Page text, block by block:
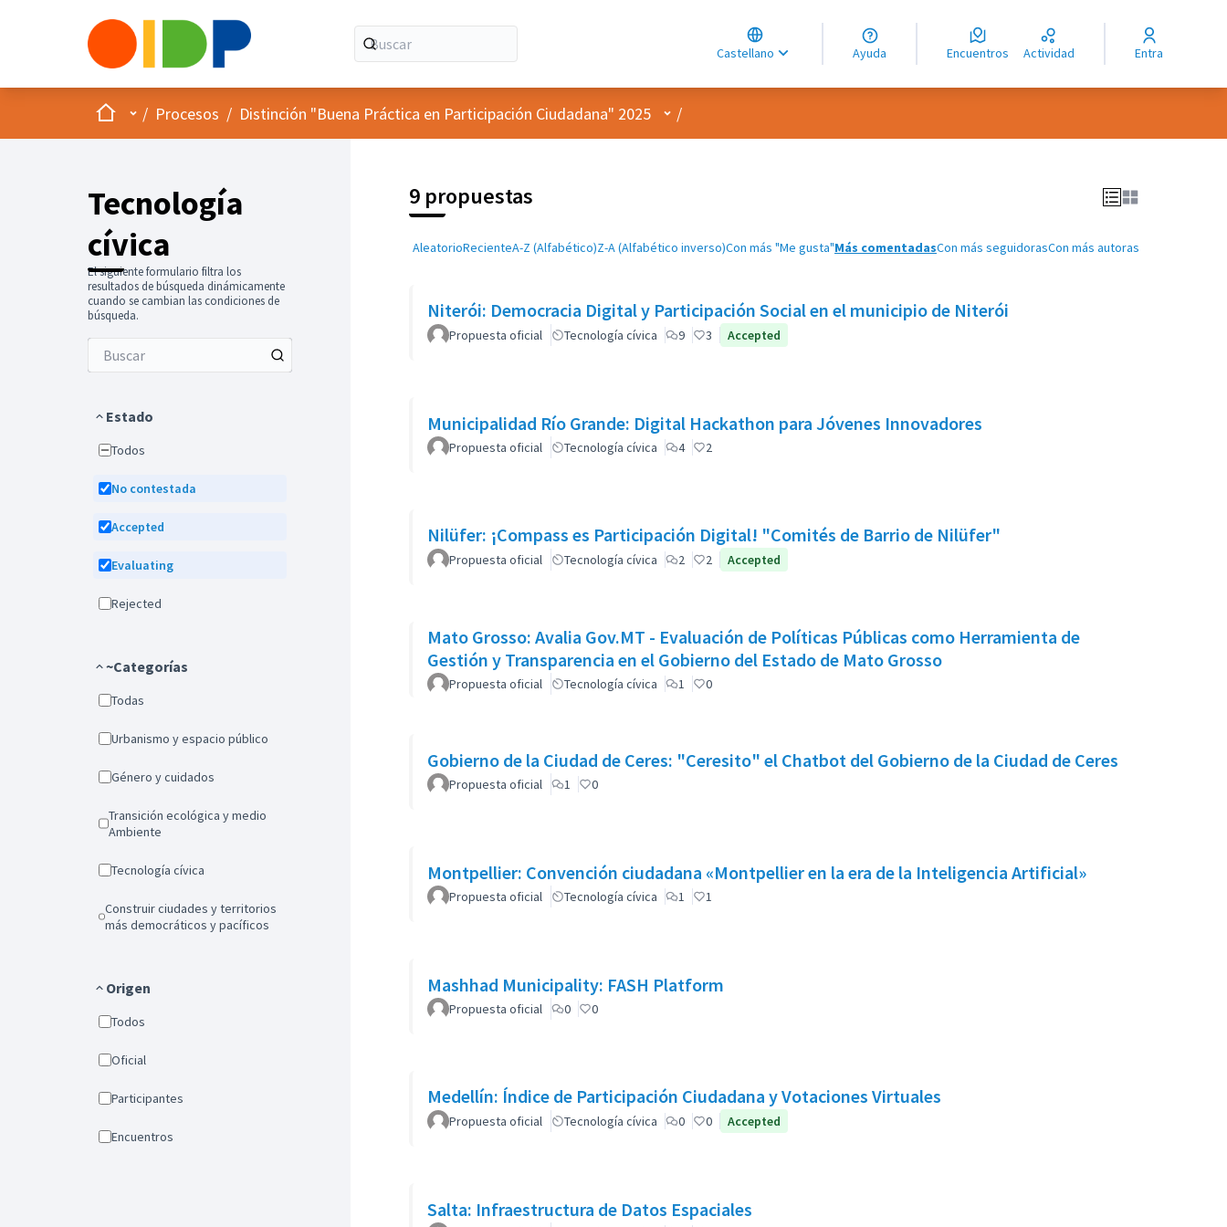
Castellano
Choose language
Choisir la langue
Elegir el idioma
Ayuda Encuentros Actividad Entra
InicioMenú principal
/ Procesos / Distinción "Buena Práctica en Participación Ciudadana" 2025 Menú de usuario
/
Tecnología
cívica
El siguiente formulario filtra los
resultados de búsqueda dinámicamente
cuando se cambian las condiciones de
búsqueda.
Estado
Todos
No contestada
Accepted
Evaluating
Rejected
~Categorías
Todas
Urbanismo y espacio público
Género y cuidados
Transición ecológica y medio
Ambiente
Tecnología cívica
Construir ciudades y territorios
más democráticos y pacíficos
Origen
Todos
Oficial
Participantes
Encuentros
9 propuestas
AleatorioRecienteA-Z (Alfabético)Z-A (Alfabético inverso)Con más "Me gusta"Más comentadasCon más seguidorasCon más autoras
Niterói: Democracia Digital y Participación Social en el municipio de Niterói
Propuesta oficial Tecnología cívica 9 3 Accepted
Municipalidad Río Grande: Digital Hackathon para Jóvenes Innovadores
Propuesta oficial Tecnología cívica 4 2
Nilüfer: ¡Compass es Participación Digital! "Comités de Barrio de Nilüfer"
Propuesta oficial Tecnología cívica 2 2 Accepted
Mato Grosso: Avalia Gov.MT - Evaluación de Políticas Públicas como Herramienta de
Gestión y Transparencia en el Gobierno del Estado de Mato Grosso
Propuesta oficial Tecnología cívica 1 0
Gobierno de la Ciudad de Ceres: "Ceresito" el Chatbot del Gobierno de la Ciudad de Ceres
Propuesta oficial 1 0
Montpellier: Convención ciudadana «Montpellier en la era de la Inteligencia Artificial»
Propuesta oficial Tecnología cívica 1 1
Mashhad Municipality: FASH Platform
Propuesta oficial 0 0
Medellín: Índice de Participación Ciudadana y Votaciones Virtuales
Propuesta oficial Tecnología cívica 0 0 Accepted
Salta: Infraestructura de Datos Espaciales